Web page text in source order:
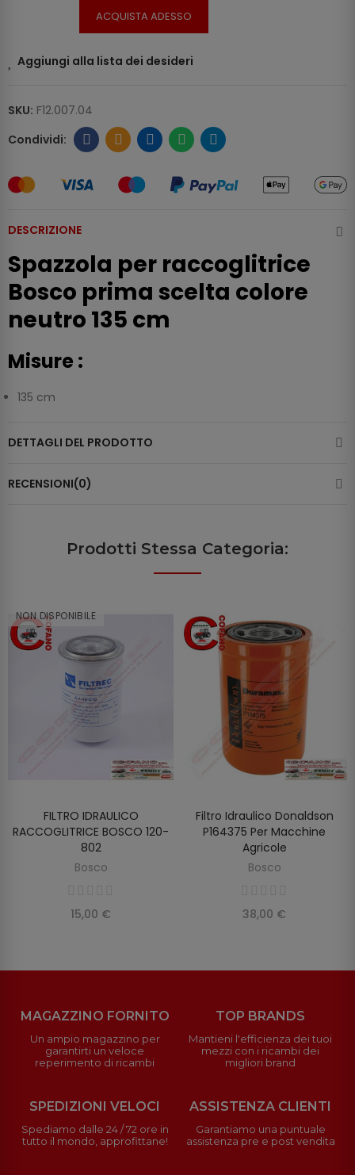
ACQUISTA ADESSO
Aggiungi alla lista dei desideri
SKU: F12.007.04
DESCRIZIONE
Spazzola per raccoglitrice
Bosco prima scelta colore
neutro 135 cm
Misure :
135 cm
DETTAGLI DEL PRODOTTO
RECENSIONI(0)
Prodotti Stessa Categoria:
NON DISPONIBILE
SCOPRIRE
FILTRO IDRAULICO
RACCOGLITRICE BOSCO 120-
802
Bosco
15,00 €
AGGIUNGI AL CARRELLO
Filtro Idraulico Donaldson
P164375 Per Macchine
Agricole
Bosco
38,00 €
MAGAZZINO FORNITO
Un ampio magazzino per
garantirti un veloce
reperimento di ricambi
TOP BRANDS
Mantieni l'efficienza dei tuoi
mezzi con i ricambi dei
migliori brand
SPEDIZIONI VELOCI
Spediamo dalle 24 / 72 ore in
tutto il mondo, approfittane!
ASSISTENZA CLIENTI
Garantiamo una puntuale
assistenza pre e post vendita